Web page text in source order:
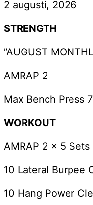
2 augusti, 2026
STRENGTH
”AUGUST
AMRAP 2
Max Bench Press
WORKOUT
AMRAP 2 x 5 Sets
10 Lateral Burpee
10 Hang Power